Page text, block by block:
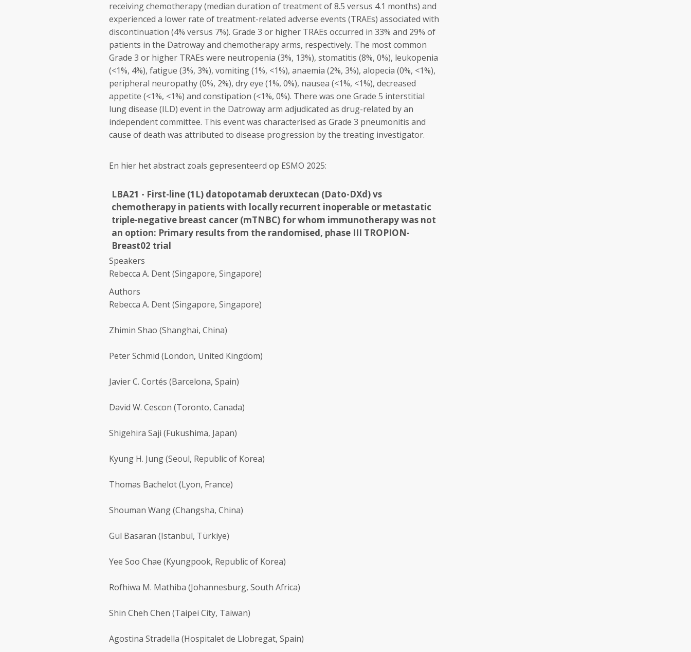
receiving chemotherapy (median duration of treatment of 8.5 versus 4.1 months) and
experienced a lower rate of treatment-related adverse events (TRAEs) associated with
discontinuation (4% versus 7%). Grade 3 or higher TRAEs occurred in 33% and 29% of
patients in the Datrowayand chemotherapy arms, respectively. The most common
Grade 3 or higher TRAEs were neutropenia (3%, 13%), stomatitis (8%, 0%), leukopenia
(<1%, 4%), fatigue (3%, 3%), vomiting (1%, <1%), anaemia (2%, 3%), alopecia (0%, <1%),
peripheral neuropathy (0%, 2%), dry eye (1%, 0%), nausea (<1%, <1%), decreased
appetite (<1%, <1%) and constipation (<1%, 0%). There was one Grade 5 interstitial
lung disease (ILD) event in the Datrowayarm adjudicated as drug-related by an
independent committee. This event was characterised as Grade 3 pneumonitis and
cause of death was attributed to disease progression by the treating investigator.
En hier het abstract zoals gepresenteerd op ESMO 2025:
LBA21 - First-line (1L) datopotamab deruxtecan (Dato-DXd) vs
chemotherapy in patients with locally recurrent inoperable or metastatic
triple-negative breast cancer (mTNBC) for whom immunotherapy was not
an option: Primary results from the randomised, phase III TROPION-
Breast02 trial
Speakers
Rebecca A. Dent(Singapore, Singapore)
Authors
Rebecca A. Dent(Singapore, Singapore)
Zhimin Shao (Shanghai, China)
Peter Schmid (London, United Kingdom)
Javier C. Cortés (Barcelona, Spain)
David W. Cescon (Toronto, Canada)
Shigehira Saji (Fukushima, Japan)
Kyung H. Jung(Seoul, Republic of Korea)
Thomas Bachelot(Lyon, France)
Shouman Wang(Changsha, China)
Gul Basaran (Istanbul, Türkiye)
Yee Soo Chae (Kyungpook, Republic of Korea)
Rofhiwa M. Mathiba (Johannesburg, South Africa)
Shin Cheh Chen (Taipei City, Taiwan)
Agostina Stradella (Hospitalet de Llobregat, Spain)